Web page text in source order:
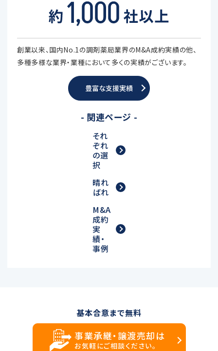
創業以来、国内No.1の調剤薬局業界のM&A成約実績の他、
多種多様な業界・業種において多くの実績がございます。
豊富な支援実績
- 関連ページ -
それ
ぞれ
の選
択
晴れ
ばれ
M&A
成約
実
績・
事例
基本合意まで無料
事業承継・譲渡売却は
お気軽にご相談ください。